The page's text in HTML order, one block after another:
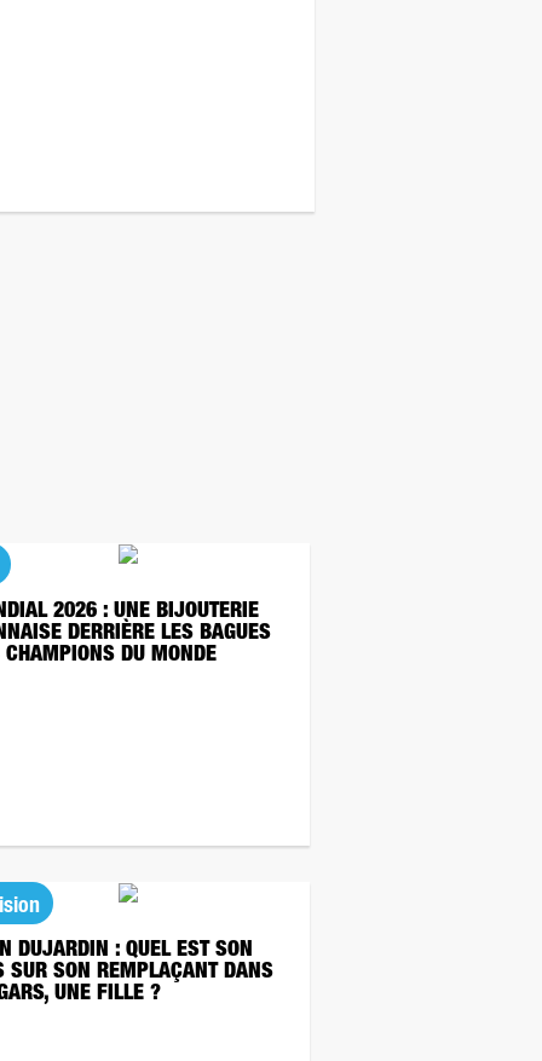
2026 : UNE BIJOUTERIE
DERRIÈRE LES BAGUES
CHAMPIONS DU MONDE
DUJARDIN : QUEL EST SON
SUR SON REMPLAÇANT DANS
UNE FILLE ?